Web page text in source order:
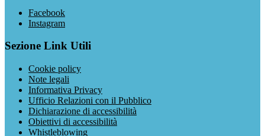
Facebook
Instagram
Sezione Link Utili
Cookie policy
Note legali
Informativa Privacy
Ufficio Relazioni con il Pubblico
Dichiarazione di accessibilità
Obiettivi di accessibilità
Whistleblowing